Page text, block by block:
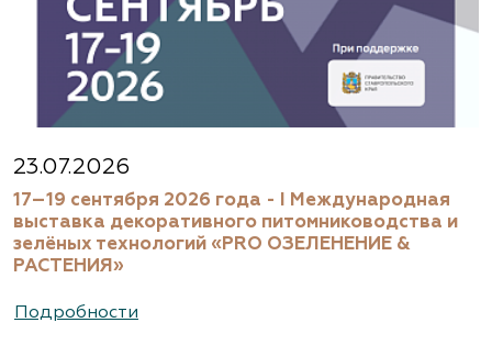
23.07.2026
17–19 сентября 2026 года - I Международная
выставка декоративного питомниководства и
зелёных технологий «PRO ОЗЕЛЕНЕНИЕ &
РАСТЕНИЯ»
Подробности